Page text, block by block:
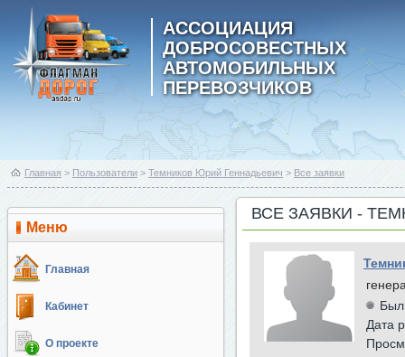
АССОЦИАЦИЯ
ДОБРОСОВЕСТНЫХ
АВТОМОБИЛЬНЫХ
ПЕРЕВОЗЧИКОВ
Главная > Пользователи > Темников Юрий Геннадьевич > Все заявки
Меню
Главная
Кабинет
О проекте
ВСЕ ЗАЯВКИ -
Был
Дата